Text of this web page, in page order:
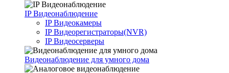
IP Видеонаблюдение
IP Видеокамеры
IP Видеорегистраторы(NVR)
IP Видеосерверы
Видеонаблюдение для умного дома